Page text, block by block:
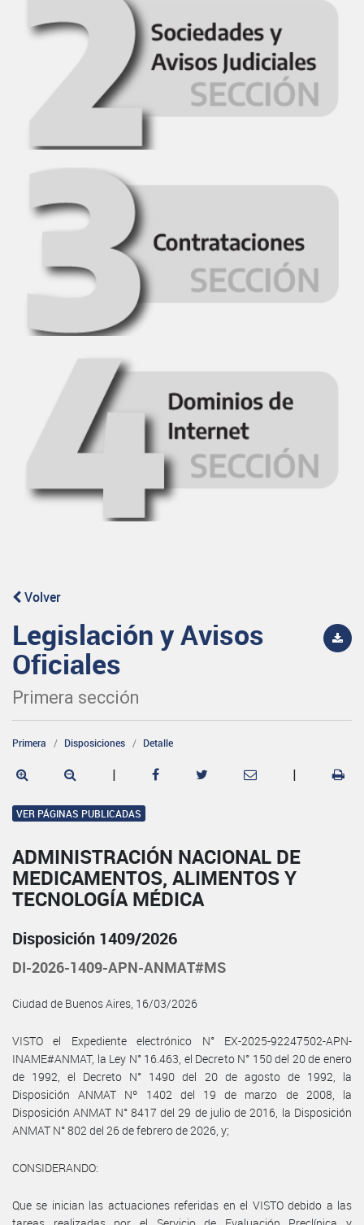
Volver
Legislación y Avisos
Oficiales
Primera sección
Primera Disposiciones Detalle
| |
VER PÁGINAS PUBLICADAS
ADMINISTRACIÓN NACIONAL DE
MEDICAMENTOS, ALIMENTOS Y
TECNOLOGÍA MÉDICA
Disposición 1409/2026
DI-2026-1409-APN-ANMAT#MS
Ciudad de Buenos Aires, 16/03/2026
VISTO el Expediente electrónico N° EX-2025-92247502-APN-
INAME#ANMAT, la Ley N° 16.463, el Decreto N° 150 del 20 de enero
de 1992, el Decreto N° 1490 del 20 de agosto de 1992, la
Disposición ANMAT Nº 1402 del 19 de marzo de 2008, la
Disposición ANMAT N° 8417 del 29 de julio de 2016, la Disposición
ANMAT N° 802 del 26 de febrero de 2026, y;
CONSIDERANDO:
Que se inician las actuaciones referidas en el VISTO debido a las